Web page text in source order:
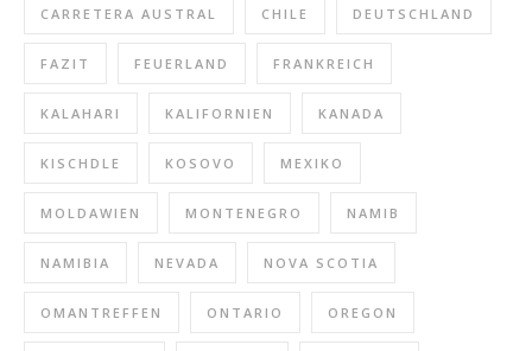
CARRETERA AUSTRAL CHILE DEUTSCHLAND
FAZIT FEUERLAND FRANKREICH
KALAHARI KALIFORNIEN KANADA
KISCHDLE KOSOVO MEXIKO
MOLDAWIEN MONTENEGRO NAMIB
NAMIBIA NEVADA NOVA SCOTIA
OMANTREFFEN ONTARIO OREGON